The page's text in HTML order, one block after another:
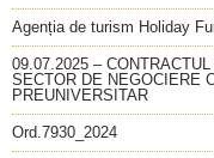
Agenția de turism Holiday
09.07.2025 –
SECTOR DE NEGOCIERE
PREUNIVERSITAR
Ord.7930_2024